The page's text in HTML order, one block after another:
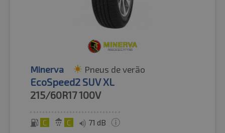
Minerva Pneus de verão
EcoSpeed2 SUV XL
215/60R17100V
C C 71 dB